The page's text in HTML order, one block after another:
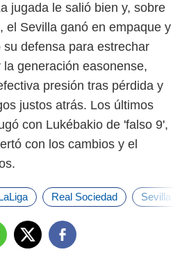
jugada le salió bien y, sobre
el Sevilla ganó en empaque y
defensa para estrechar
generación easonense,
presión tras pérdida y
justos atrás. Los últimos
con Lukébakio de 'falso 9',
con los cambios y el
Real Sociedad Sevilla FC